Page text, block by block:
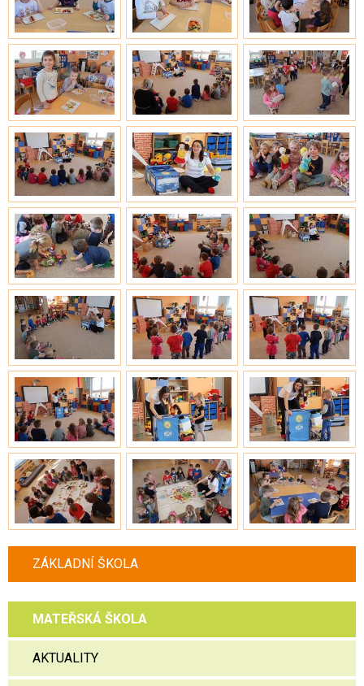
ZÁKLADNÍ ŠKOLA
MATEŘSKÁ ŠKOLA
AKTUALITY